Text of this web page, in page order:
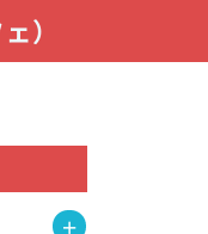
）